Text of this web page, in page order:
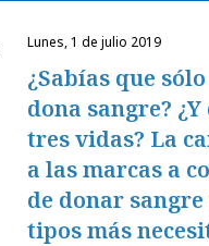
lunes, 1 de julio 2019
¿Sabías que
dona sangre?
tres vidas? La
a las marcas a
de donar
tipos más